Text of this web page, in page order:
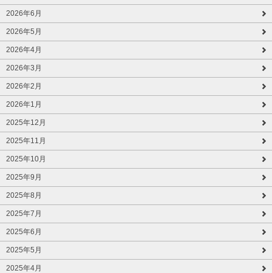
2026年6月
2026年5月
2026年4月
2026年3月
2026年2月
2026年1月
2025年12月
2025年11月
2025年10月
2025年9月
2025年8月
2025年7月
2025年6月
2025年5月
2025年4月